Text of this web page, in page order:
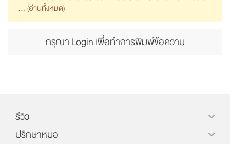
... (อ่านทั้งหมด)
กรุณา Login เพื่อทำการพิมพ์ข้อความ
รีวิว
ปรึกษาหมอ